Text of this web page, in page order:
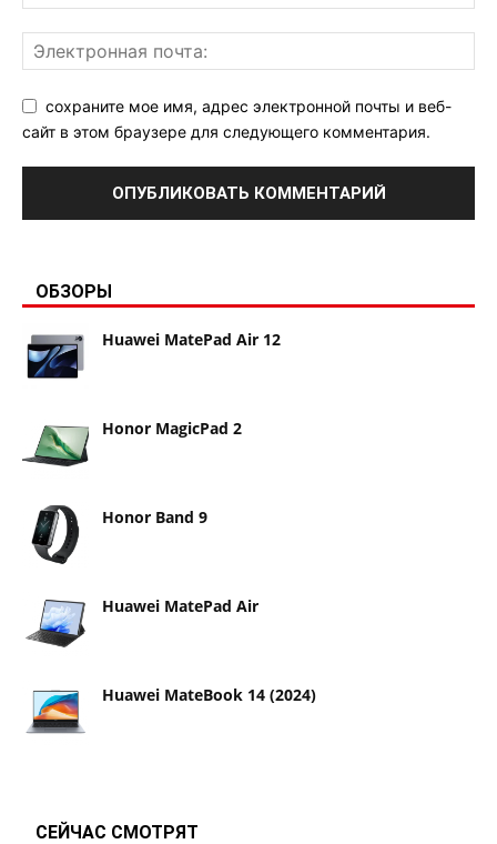
сохраните мое имя, адрес электронной почты и веб-
сайт в этом браузере для следующего комментария.
ОБЗОРЫ
Huawei MatePad Air 12
Honor MagicPad 2
Honor Band 9
Huawei MatePad Air
Huawei MateBook 14 (2024)
СЕЙЧАС СМОТРЯТ